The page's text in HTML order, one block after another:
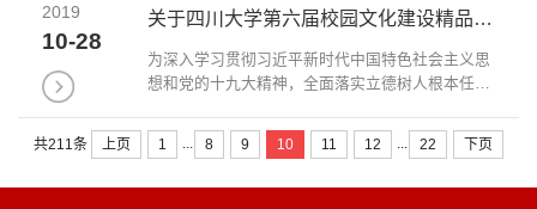
大实践之中，书写了感天动地、可歌可泣...
2019
10-28
关于四川大学第六届校园文化建设精品项目评选结果的公示
为深入学习贯彻习近平新时代中国特色社会主义思
想和党的十九大精神，全面落实立德树人根本任
校园精品文化凝练培育，深化校园文化育人创新，
全力推动学校“两个伟大”，根据《关于申...
共211条 上页 1 ... 8 9 10 11 12 ... 22 下页